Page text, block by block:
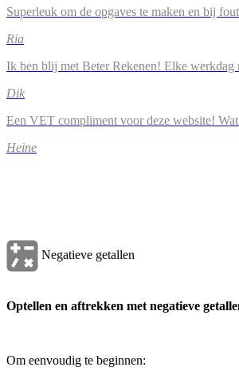
Superleuk om de opgaves te maken en bij
Ria
Ik ben blij met Beter Rekenen! Elke werkdag
Dik
Een VET compliment voor deze website!
Heine
Negatieve getallen
Optellen en aftrekken met negatieve
Om eenvoudig te beginnen: